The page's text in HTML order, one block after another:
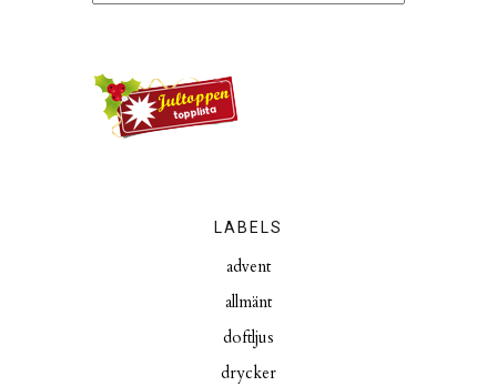
LABELS
advent
allmänt
doftljus
drycker